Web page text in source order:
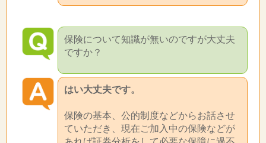
保険について知識が無いのですが大丈夫
ですか？
はい大丈夫です。
保険の基本、公的制度などからお話させ
ていただき、現在ご加入中の保険などが